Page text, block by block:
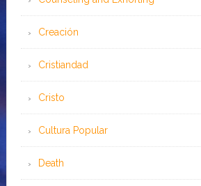
Creación
Cristiandad
Cristo
Cultura Popular
Death